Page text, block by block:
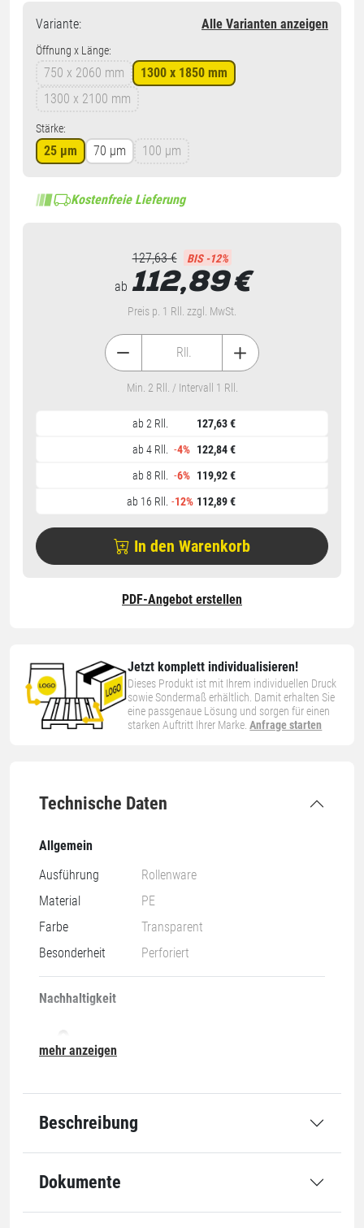
Jetzt komplett individualisieren!
Dieses Produkt ist mit Ihrem individuellen Druck
sowie Sondermaß erhältlich. Damit erhalten Sie
eine passgenaue Lösung und sorgen für einen
starken Auftritt Ihrer Marke.Anfrage starten
Technische Daten
Allgemein
Ausführung
Rollenware
Material
PE
Farbe
Transparent
Besonderheit
Perforiert
Nachhaltigkeit
04-LDPE
Öffnung
mehr anzeigen
Beschreibung
Dokumente
Variante: Alle Varianten anzeigen
Öffnung x Länge:
750 x 2060 mm
1300 x 1850 mm
1300 x 2100 mm
Stärke:
25 µm 70 µm 100 µm
Kostenfreie Lieferung
127,63 € BIS -12%
ab 112,89 €
Preis p. 1 Rll. zzgl. MwSt.
ab 2 Rll.
127,63 €
ab 4 Rll.
-4% 122,84 €
ab 8 Rll.
-6% 119,92 €
ab 16 Rll.
-12% 112,89 €
Rll.
Min. 2 Rll. / Intervall 1 Rll.
In den Warenkorb
PDF-Angebot erstellen